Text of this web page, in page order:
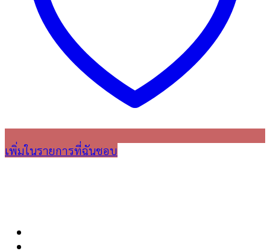
เพิ่มในรายการที่ฉันชอบ